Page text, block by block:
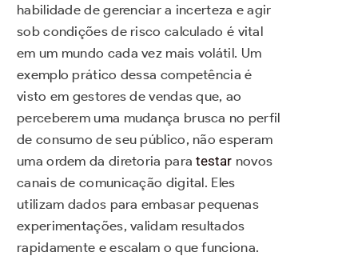
habilidade de gerenciar a incerteza e agir
sob condições de risco calculado é vital
em um mundo cada vez mais volátil. Um
exemplo prático dessa competência é
visto em gestores de vendas que, ao
perceberem uma mudança brusca no perfil
de consumo de seu público, não esperam
uma ordem da diretoria paratestar novos
canais de comunicação digital. Eles
utilizam dados para embasar pequenas
experimentações, validam resultados
rapidamente e escalam o que funciona.